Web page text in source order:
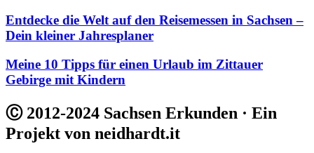
Entdecke die Welt auf den Reisemessen in Sachsen –
Dein kleiner Jahresplaner
Meine 10 Tipps für einen Urlaub im Zittauer
Gebirge mit Kindern
Ⓒ 2012-2024 Sachsen Erkunden · Ein
Projekt von neidhardt.it